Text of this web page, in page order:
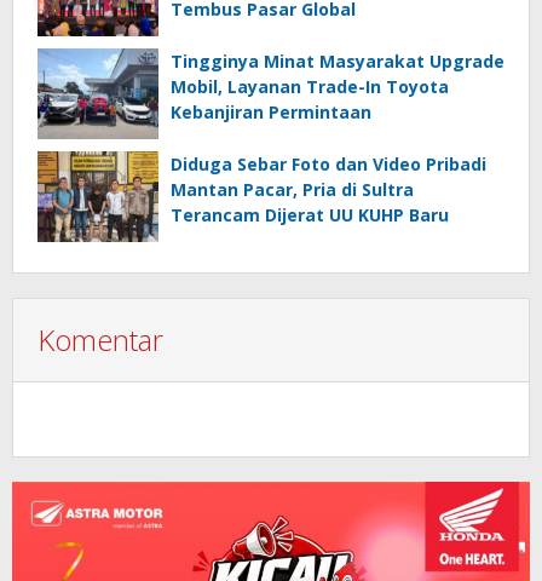
Tembus Pasar Global
Tingginya Minat Masyarakat Upgrade
Mobil, Layanan Trade-In Toyota
Kebanjiran Permintaan
Diduga Sebar Foto dan Video Pribadi
Mantan Pacar, Pria di Sultra
Terancam Dijerat UU KUHP Baru
Komentar